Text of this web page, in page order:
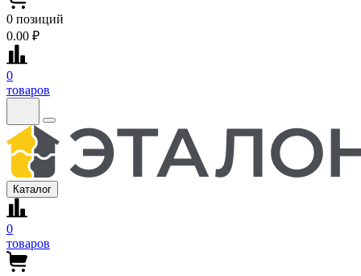
0 позиций
0.00 ₽
0
товаров
Каталог
0
товаров